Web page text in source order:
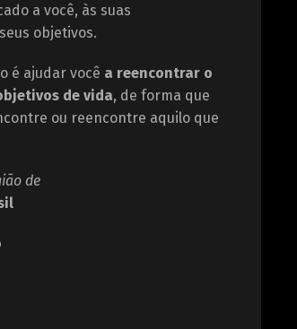
a você, às suas
objetivos.
é ajudar você a reencontrar o
de vida, de forma que
ou reencontre aquilo que
de